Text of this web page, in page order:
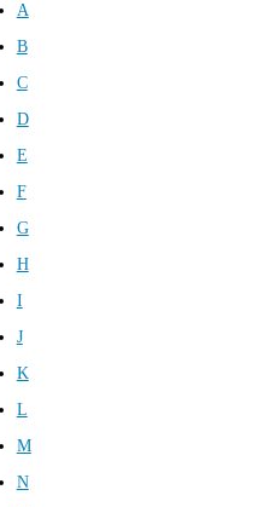
A
B
C
D
E
F
G
H
I
J
K
L
M
N